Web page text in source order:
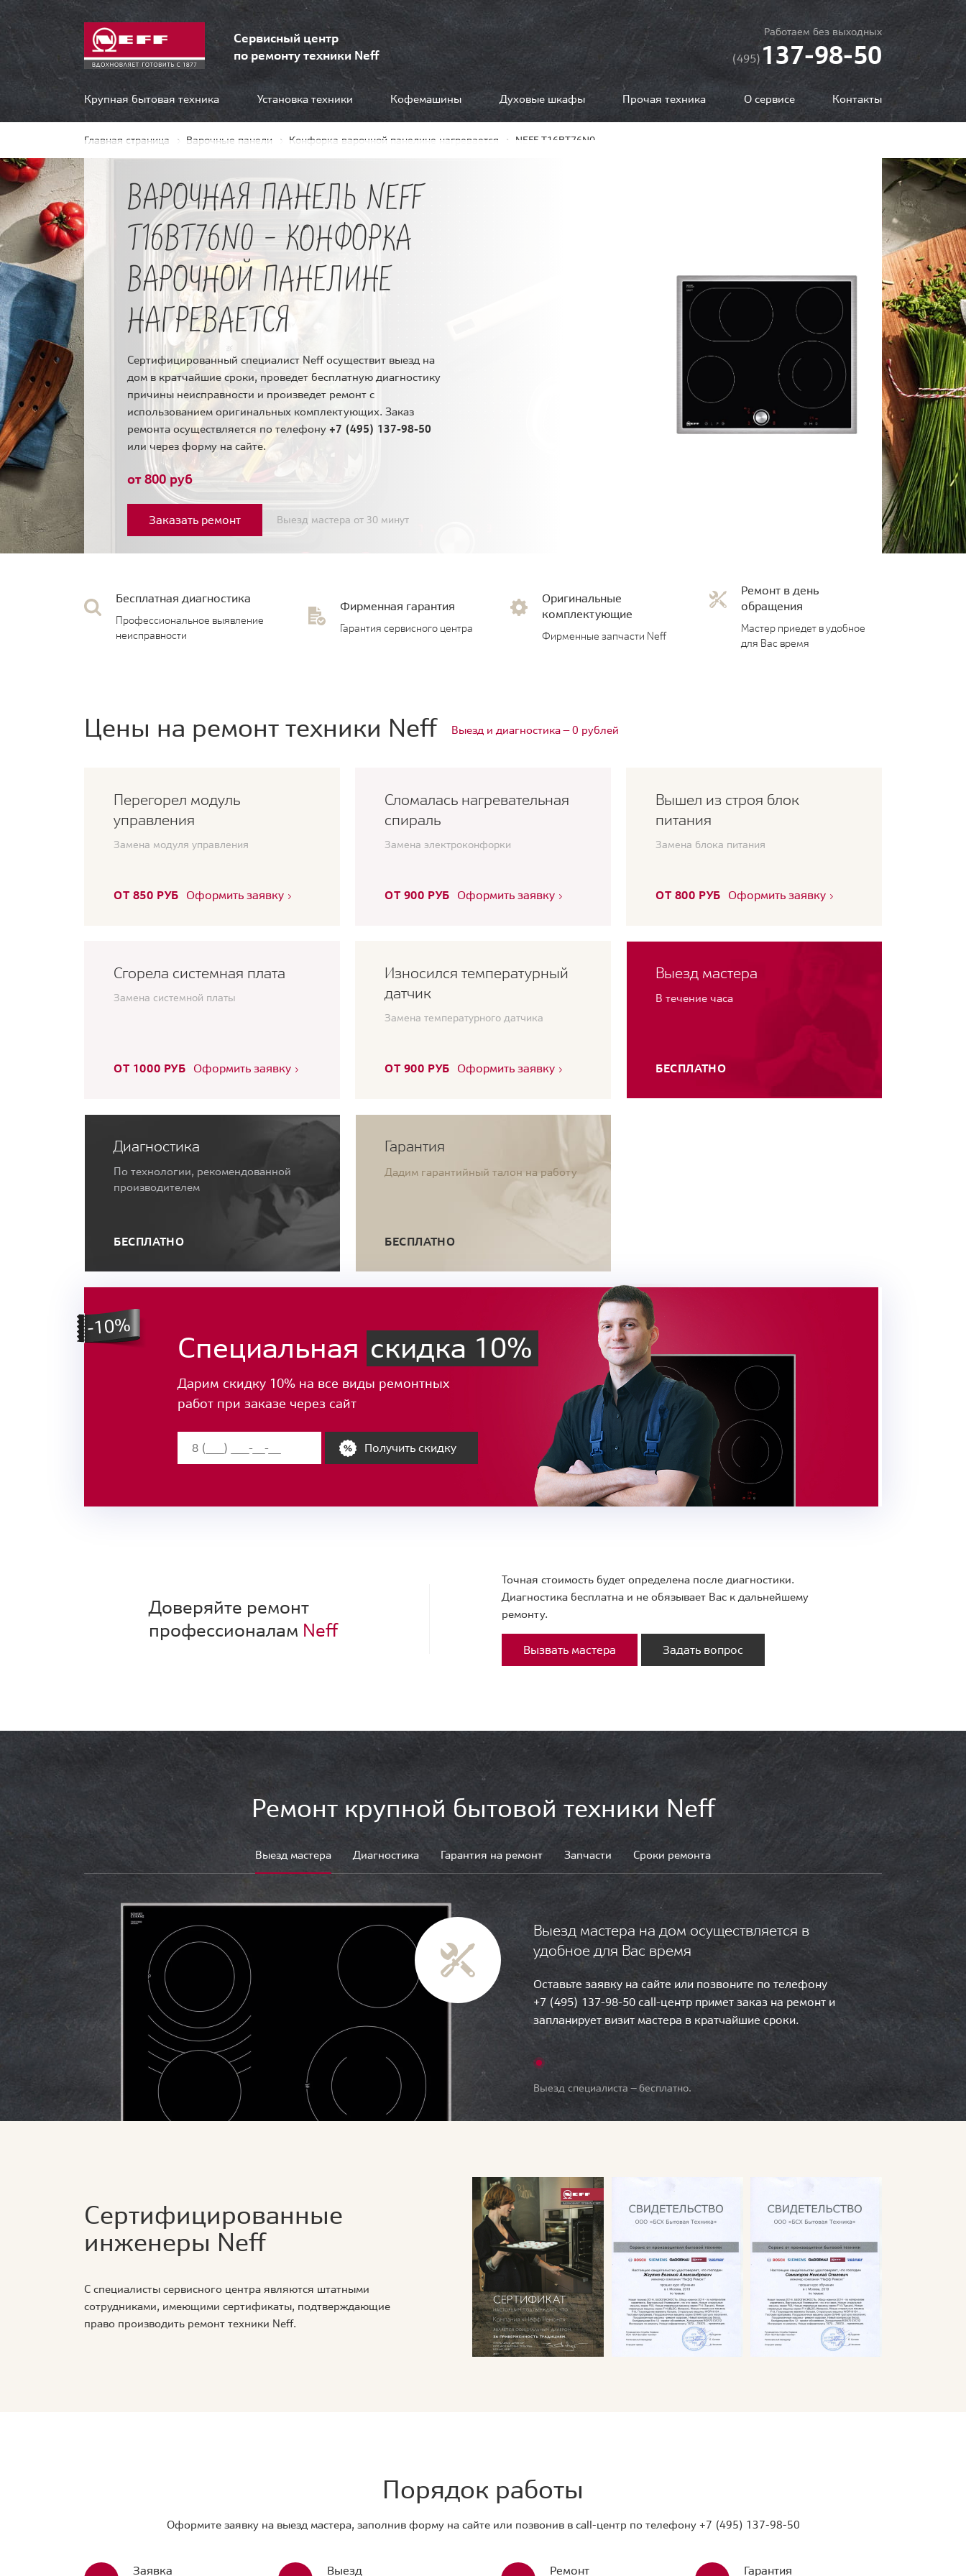
Сервисный центр
по ремонту техники Neff
Работаем без выходных
(495)137-98-50
Крупная бытовая техника Установка техники Кофемашины Духовые шкафы Прочая техника О сервисе Контакты
Главная страница Варочные панели Конфорка варочной панелине нагревается NEFF T16BT76N0
ВАРОЧНАЯ ПАНЕЛЬ NEFF
T16BT76N0 - КОНФОРКА
ВАРОЧНОЙ ПАНЕЛИНЕ
НАГРЕВАЕТСЯ
Сертифицированный специалист Neff осуществит выезд на
дом в кратчайшие сроки, проведет бесплатную диагностику
причины неисправности и произведет ремонт с
использованием оригинальных комплектующих. Заказ
ремонта осуществляется по телефону +7 (495) 137-98-50
или через форму на сайте.
от 800 руб
Заказать ремонт Выезд мастера от 30 минут
Бесплатная диагностика
Профессиональное выявление
неисправности
Фирменная гарантия
Гарантия сервисного центра
Оригинальные
комплектующие
Фирменные запчасти Neff
Ремонт в день
обращения
Мастер приедет в удобное
для Вас время
Цены на ремонт техники Neff Выезд и диагностика — 0 рублей
Перегорел модуль
управления
Замена модуля управления
ОТ 850 РУБ Оформить заявку
Сломалась нагревательная
спираль
Замена электроконфорки
ОТ 900 РУБ Оформить заявку
Вышел из строя блок
питания
Замена блока питания
ОТ 800 РУБ Оформить заявку
Сгорела системная плата
Замена системной платы
ОТ 1000 РУБ Оформить заявку
Износился температурный
датчик
Замена температурного датчика
ОТ 900 РУБ Оформить заявку
Выезд мастера
В течение часа
БЕСПЛАТНО
Диагностика
По технологии, рекомендованной
производителем
БЕСПЛАТНО
Гарантия
Дадим гарантийный талон на работу
БЕСПЛАТНО
Специальная скидка 10%
Дарим скидку 10% на все виды ремонтных
работ при заказе через сайт
Получить скидку
Доверяйте ремонт
профессионалам Neff
Точная стоимость будет определена после диагностики.
Диагностика бесплатна и не обязывает Вас к дальнейшему
ремонту.
Вызвать мастера Задать вопрос
Ремонт крупной бытовой техники Neff
Выезд мастера Диагностика Гарантия на ремонт Запчасти Сроки ремонта
Выезд мастера на дом осуществляется в
удобное для Вас время
Оставьте заявку на сайте или позвоните по телефону
+7 (495) 137-98-50 call-центр примет заказ на ремонт и
запланирует визит мастера в кратчайшие сроки.
Выезд специалиста — бесплатно.
Сертифицированные
инженеры Neff
С специалисты сервисного центра являются штатными
сотрудниками, имеющими сертификаты, подтверждающие
право производить ремонт техники Neff.
Порядок работы
Оформите заявку на выезд мастера, заполнив форму на сайте или позвонив в call-центр по телефону +7 (495) 137-98-50
Заявка Выезд Ремонт Гарантия